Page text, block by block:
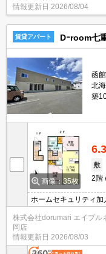
情報更新日 2026/08/04
賃貸アパート Dｰroom七
函
北
築
画像：35枚
6.3
敷
2階
ホームセキュリティ
すのが大変。。そんな
富岡店へお任せくだ
ただきます
株式会社dorumari エイブル
岡店
情報更新日 2026/08/03